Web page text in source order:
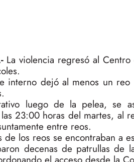
La violencia regresó al Centro
interno dejó al menos un
luego de la pelea, se
23:00 horas del martes, al
entre reos.
de los reos se encontraban a
decenas de patrullas de